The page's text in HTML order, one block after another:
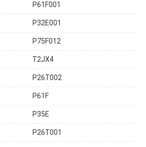
P61F001
P32E001
P75F012
T2JX4
P26T002
P61F
P35E
P26T001